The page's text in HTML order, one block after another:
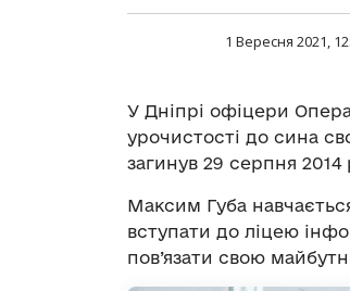
1 Вересня 2021,
У Дніпрі офіцери
урочистості до сина
загинув 29 серпня 2014
Максим Губа
вступати до ліцею
пов’язати свою